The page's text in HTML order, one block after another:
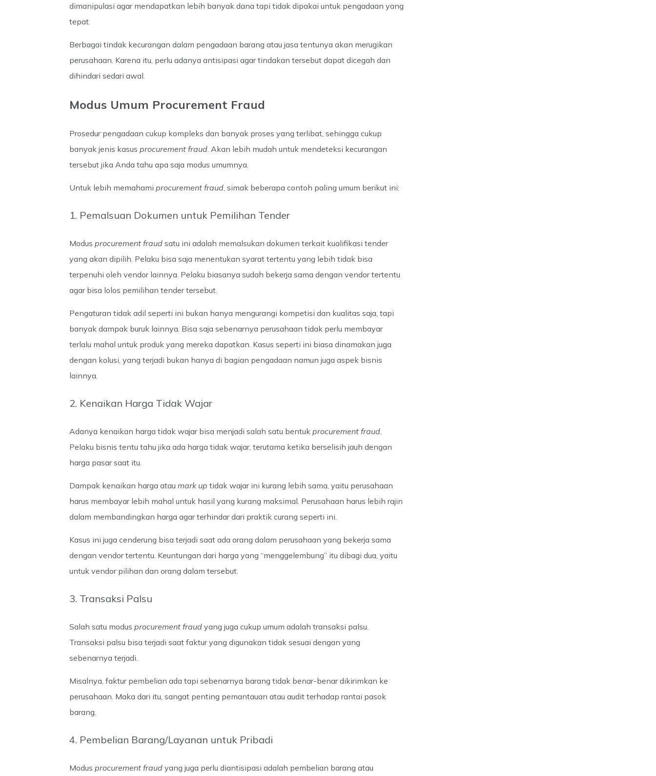
dimanipulasi agar mendapatkan lebih banyak dana tapi tidak dipakai untuk pengadaan yang
tepat.
Berbagai tindak kecurangan dalam pengadaan barang atau jasa tentunya akan merugikan
perusahaan. Karena itu, perlu adanya antisipasi agar tindakan tersebut dapat dicegah dan
dihindari sedari awal.
Modus Umum Procurement Fraud
Prosedur pengadaan cukup kompleks dan banyak proses yang terlibat, sehingga cukup
banyak jenis kasus procurement fraud . Akan lebih mudah untuk mendeteksi kecurangan
tersebut jika Anda tahu apa saja modus umumnya.
Untuk lebih memahami procurement fraud , simak beberapa contoh paling umum berikut ini:
1. Pemalsuan Dokumen untuk Pemilihan Tender
Modus procurement fraud satu ini adalah memalsukan dokumen terkait kualifikasi tender
yang akan dipilih. Pelaku bisa saja menentukan syarat tertentu yang lebih tidak bisa
terpenuhi oleh vendor lainnya. Pelaku biasanya sudah bekerja sama dengan vendor tertentu
agar bisa lolos pemilihan tender tersebut.
Pengaturan tidak adil seperti ini bukan hanya mengurangi kompetisi dan kualitas saja, tapi
banyak dampak buruk lainnya. Bisa saja sebenarnya perusahaan tidak perlu membayar
terlalu mahal untuk produk yang mereka dapatkan. Kasus seperti ini biasa dinamakan juga
dengan kolusi, yang terjadi bukan hanya di bagian pengadaan namun juga aspek bisnis
lainnya.
2. Kenaikan Harga Tidak Wajar
Adanya kenaikan harga tidak wajar bisa menjadi salah satu bentuk procurement fraud.
Pelaku bisnis tentu tahu jika ada harga tidak wajar, terutama ketika berselisih jauh dengan
harga pasar saat itu.
Dampak kenaikan harga atau mark up tidak wajar ini kurang lebih sama, yaitu perusahaan
harus membayar lebih mahal untuk hasil yang kurang maksimal. Perusahaan harus lebih rajin
dalam membandingkan harga agar terhindar dari praktik curang seperti ini.
Kasus ini juga cenderung bisa terjadi saat ada orang dalam perusahaan yang bekerja sama
dengan vendor tertentu. Keuntungan dari harga yang “menggelembung” itu dibagi dua, yaitu
untuk vendor pilihan dan orang dalam tersebut.
3. Transaksi Palsu
Salah satu modus procurement fraud yang juga cukup umum adalah transaksi palsu.
Transaksi palsu bisa terjadi saat faktur yang digunakan tidak sesuai dengan yang
sebenarnya terjadi.
Misalnya, faktur pembelian ada tapi sebenarnya barang tidak benar-benar dikirimkan ke
perusahaan. Maka dari itu, sangat penting pemantauan atau audit terhadap rantai pasok
barang.
4. Pembelian Barang/Layanan untuk Pribadi
Modus procurement fraud yang juga perlu diantisipasi adalah pembelian barang atau